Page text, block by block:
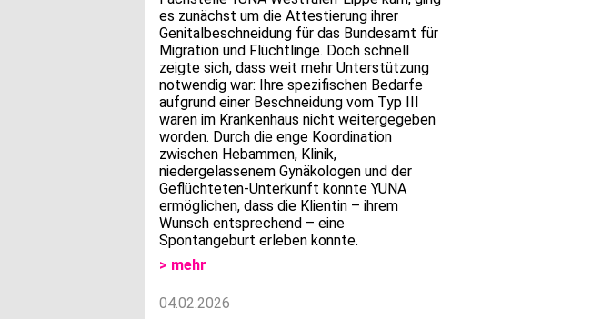
es zunächst um die Attestierung ihrer
Genitalbeschneidung für das Bundesamt für
Migration und Flüchtlinge. Doch schnell
zeigte sich, dass weit mehr Unterstützung
notwendig war: Ihre spezifischen Bedarfe
aufgrund einer Beschneidung vom Typ III
waren im Krankenhaus nicht weitergegeben
worden. Durch die enge Koordination
zwischen Hebammen, Klinik,
niedergelassenem Gynäkologen und der
Geflüchteten-Unterkunft konnte YUNA
ermöglichen, dass die Klientin – ihrem
Wunsch entsprechend – eine
Spontangeburt erleben konnte.
> mehr
04.02.2026